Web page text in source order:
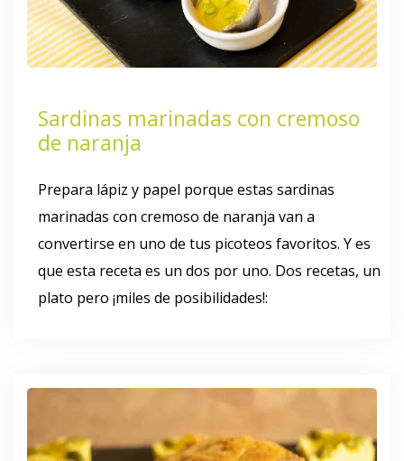
Sardinas marinadas con cremoso
de naranja
Prepara lápiz y papel porque estas sardinas
marinadas con cremoso de naranja van a
convertirse en uno de tus picoteos favoritos. Y es
que esta receta es un dos por uno. Dos recetas, un
plato pero ¡miles de posibilidades!: